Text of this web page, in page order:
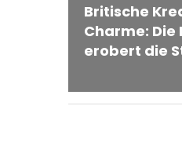
Britische
Charme: Die
erobert die